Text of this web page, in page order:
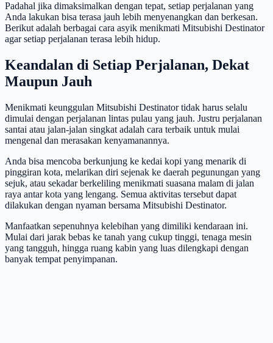
Padahal jika dimaksimalkan dengan tepat, setiap perjalanan yang
Anda lakukan bisa terasa jauh lebih menyenangkan dan berkesan.
Berikut adalah berbagai cara asyik menikmati Mitsubishi Destinator
agar setiap perjalanan terasa lebih hidup.
Keandalan di Setiap Perjalanan, Dekat
Maupun Jauh
Menikmati keunggulan Mitsubishi Destinator tidak harus selalu
dimulai dengan perjalanan lintas pulau yang jauh. Justru perjalanan
santai atau jalan-jalan singkat adalah cara terbaik untuk mulai
mengenal dan merasakan kenyamanannya.
Anda bisa mencoba berkunjung ke kedai kopi yang menarik di
pinggiran kota, melarikan diri sejenak ke daerah pegunungan yang
sejuk, atau sekadar berkeliling menikmati suasana malam di jalan
raya antar kota yang lengang. Semua aktivitas tersebut dapat
dilakukan dengan nyaman bersama Mitsubishi Destinator.
Manfaatkan sepenuhnya kelebihan yang dimiliki kendaraan ini.
Mulai dari jarak bebas ke tanah yang cukup tinggi, tenaga mesin
yang tangguh, hingga ruang kabin yang luas dilengkapi dengan
banyak tempat penyimpanan.